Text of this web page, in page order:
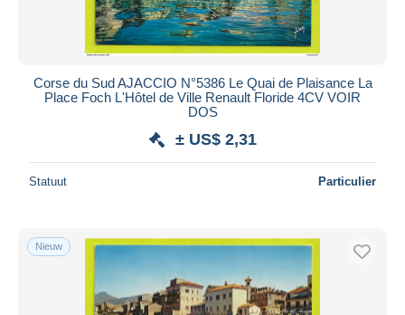
Corse du Sud AJACCIO N°5386 Le Quai de Plaisance La
Place Foch L'Hôtel de Ville Renault Floride 4CV VOIR
DOS
± US$ 2,31
Statuut Particulier
Nieuw